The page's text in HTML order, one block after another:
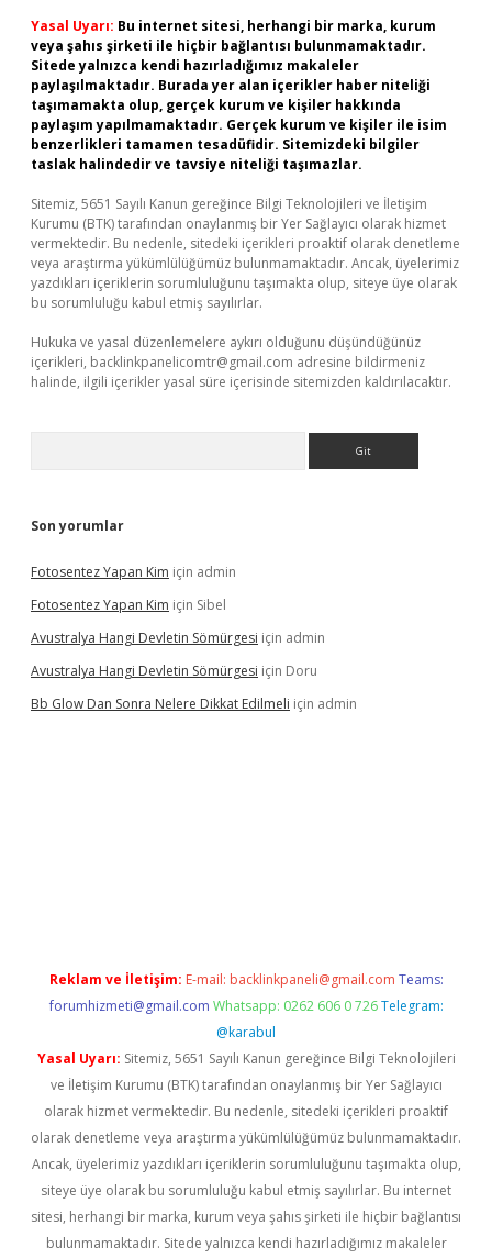
Yasal Uyarı: Bu internet sitesi, herhangi bir marka, kurum
veya şahıs şirketi ile hiçbir bağlantısı bulunmamaktadır.
Sitede yalnızca kendi hazırladığımız makaleler
paylaşılmaktadır. Burada yer alan içerikler haber niteliği
taşımamakta olup, gerçek kurum ve kişiler hakkında
paylaşım yapılmamaktadır. Gerçek kurum ve kişiler ile isim
benzerlikleri tamamen tesadüfidir. Sitemizdeki bilgiler
taslak halindedir ve tavsiye niteliği taşımazlar.
Sitemiz, 5651 Sayılı Kanun gereğince Bilgi Teknolojileri ve İletişim
Kurumu (BTK) tarafından onaylanmış bir Yer Sağlayıcı olarak hizmet
vermektedir. Bu nedenle, sitedeki içerikleri proaktif olarak denetleme
veya araştırma yükümlülüğümüz bulunmamaktadır. Ancak, üyelerimiz
yazdıkları içeriklerin sorumluluğunu taşımakta olup, siteye üye olarak
bu sorumluluğu kabul etmiş sayılırlar.
Hukuka ve yasal düzenlemelere aykırı olduğunu düşündüğünüz
içerikleri, backlinkpanelicomtr@gmail.com adresine bildirmeniz
halinde, ilgili içerikler yasal süre içerisinde sitemizden kaldırılacaktır.
Son yorumlar
Fotosentez Yapan Kim için admin
Fotosentez Yapan Kim için Sibel
Avustralya Hangi Devletin Sömürgesi için admin
Avustralya Hangi Devletin Sömürgesi için Doru
Bb Glow Dan Sonra Nelere Dikkat Edilmeli için admin
Reklam ve İletişim: E-mail: backlinkpaneli@gmail.com Teams:
forumhizmeti@gmail.com Whatsapp: 0262 606 0 726 Telegram:
@karabul
Yasal Uyarı: Sitemiz, 5651 Sayılı Kanun gereğince Bilgi Teknolojileri
ve İletişim Kurumu (BTK) tarafından onaylanmış bir Yer Sağlayıcı
olarak hizmet vermektedir. Bu nedenle, sitedeki içerikleri proaktif
olarak denetleme veya araştırma yükümlülüğümüz bulunmamaktadır.
Ancak, üyelerimiz yazdıkları içeriklerin sorumluluğunu taşımakta olup,
siteye üye olarak bu sorumluluğu kabul etmiş sayılırlar. Bu internet
sitesi, herhangi bir marka, kurum veya şahıs şirketi ile hiçbir bağlantısı
bulunmamaktadır. Sitede yalnızca kendi hazırladığımız makaleler